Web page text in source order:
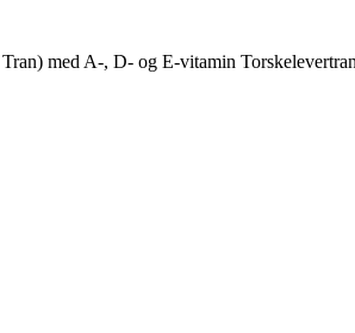
med A-, D- og E-vitamin